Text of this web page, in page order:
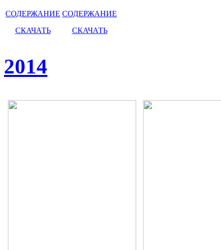
СОДЕРЖАНИЕ
СКАЧАТЬ
СОДЕРЖАНИЕ
СКАЧАТЬ
2014